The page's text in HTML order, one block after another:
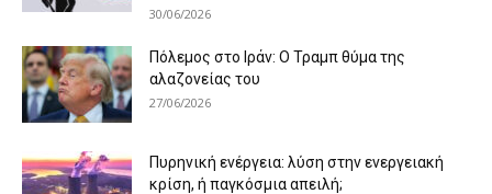
30/06/2026
Πόλεμος στο Ιράν: Ο Τραμπ θύμα της
αλαζονείας του
27/06/2026
Πυρηνική ενέργεια: λύση στην ενεργειακή
κρίση, ή παγκόσμια απειλή;